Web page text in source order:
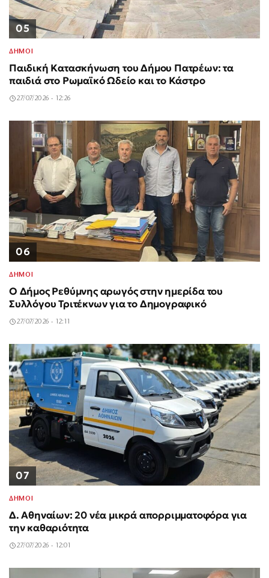
05
ΔΗΜΟΙ
Παιδική Κατασκήνωση του Δήμου Πατρέων: τα
παιδιά στο Ρωμαϊκό Ωδείο και το Κάστρο
27/07/2026 - 12:26
06
ΔΗΜΟΙ
Ο Δήμος Ρεθύμνης αρωγός στην ημερίδα του
Συλλόγου Τριτέκνων για το Δημογραφικό
27/07/2026 - 12:11
07
ΔΗΜΟΙ
Δ. Αθηναίων: 20 νέα μικρά απορριμματοφόρα για
την καθαριότητα
27/07/2026 - 12:01